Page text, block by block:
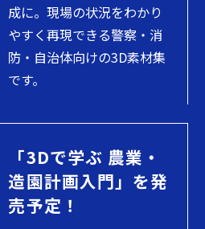
成に。現場の状況をわかり
やすく再現できる警察・消
防・自治体向けの3D素材集
です。
「3Dで学ぶ 農業・
造園計画入門」を発
売予定！